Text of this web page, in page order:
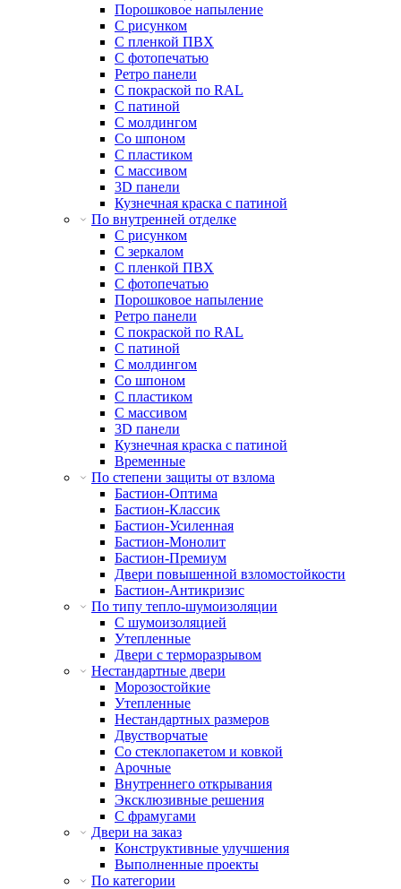
Порошковое напыление
С рисунком
С пленкой ПВХ
С фотопечатью
Ретро панели
С покраской по RAL
С патиной
С молдингом
Со шпоном
С пластиком
С массивом
3D панели
Кузнечная краска с патиной
По внутренней отделке
С рисунком
С зеркалом
С пленкой ПВХ
С фотопечатью
Порошковое напыление
Ретро панели
С покраской по RAL
С патиной
С молдингом
Со шпоном
С пластиком
С массивом
3D панели
Кузнечная краска с патиной
Временные
По степени защиты от взлома
Бастион-Оптима
Бастион-Классик
Бастион-Усиленная
Бастион-Монолит
Бастион-Премиум
Двери повышенной взломостойкости
Бастион-Антикризис
По типу тепло-шумоизоляции
С шумоизоляцией
Утепленные
Двери с терморазрывом
Нестандартные двери
Морозостойкие
Утепленные
Нестандартных размеров
Двустворчатые
Со стеклопакетом и ковкой
Арочные
Внутреннего открывания
Эксклюзивные решения
С фрамугами
Двери на заказ
Конструктивные улучшения
Выполненные проекты
По категории